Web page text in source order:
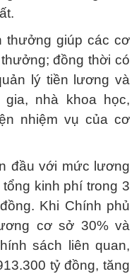
thưởng giúp các cơ
đồng thời có
lý tiền lương và
nhà khoa học,
nhiệm vụ của cơ
đầu với mức lương
kinh phí trong 3
Khi Chính phủ
cơ sở 30% và
sách liên quan,
tỷ đồng, tăng